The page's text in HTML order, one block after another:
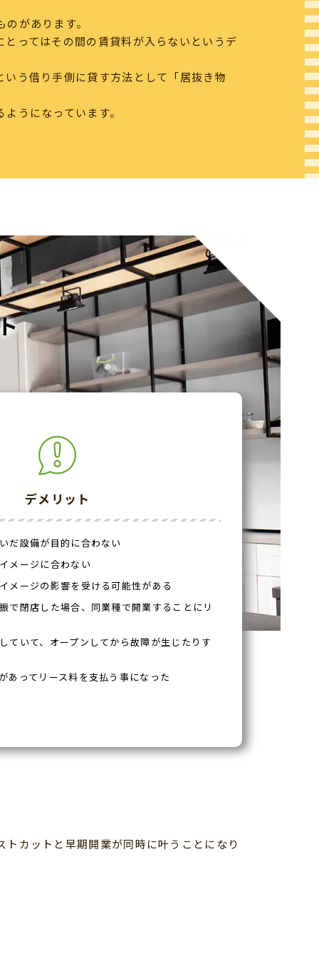
のがあります。
ってはその間の賃貸料が入らないというデ
いう借り手側に貸す方法として「居抜き物
うになっています。
デメリット
だ設備が目的に合わない
メージに合わない
メージの影響を受ける可能性がある
で閉店した場合、同業種で開業することにリ
ていて、オープンしてから故障が生じたりす
あってリース料を支払う事になった
カットと早期開業が同時に叶うことになり